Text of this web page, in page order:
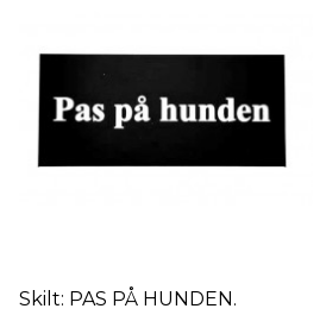
Skilt: PAS PÅ HUNDEN.